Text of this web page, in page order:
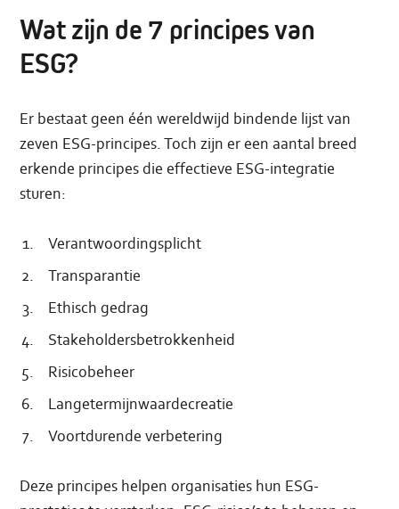
Wat zijn de 7 principes van
ESG?
Er bestaat geen één wereldwijd bindende lijst van
zeven ESG-principes. Toch zijn er een aantal breed
erkende principes die effectieve ESG-integratie
sturen:
Verantwoordingsplicht
Transparantie
Ethisch gedrag
Stakeholdersbetrokkenheid
Risicobeheer
Langetermijnwaardecreatie
Voortdurende verbetering
Deze principes helpen organisaties hun ESG-